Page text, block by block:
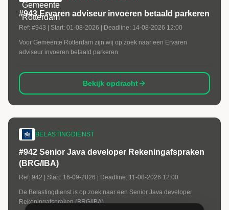
#943 Ervaren adviseur invoeren betaald parkeren
Ref: #943 | Start: 01-08-2026 | Deadline: 14-08-2026 12:00
Voor Gemeente Rotterdam zijn wij op zoek naar een Ervaren
adviseur invoeren betaald parkeren
Bekijk opdracht
BELASTINGDIENST
#942 Senior Java developer Rekeningafspraken
(BRG/IBA)
Ref: 942 | Start: 16-09-2026 | Deadline: 11-08-2026 12:00
De Belastingdienst is op zoek naar een Senior Java developer
Rekeningafspraken (BRG/IBA).